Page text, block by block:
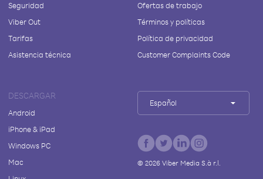
Seguridad
Viber Out
Tarifas
Asistencia técnica
Ofertas de trabajo
Términos y políticas
Política de privacidad
Customer Complaints Code
DESCARGAR
Android
iPhone & iPad
Windows PC
Mac
Español
© 2026Viber Media S.à r.l.